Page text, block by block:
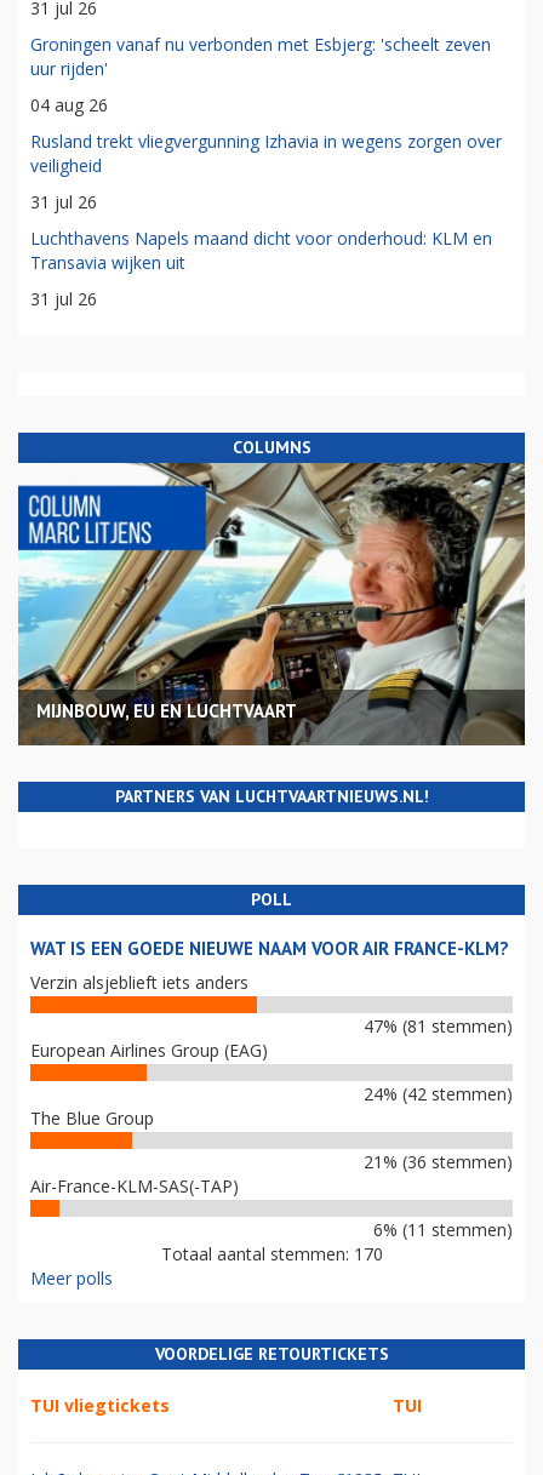
31 jul 26
Groningen vanaf nu verbonden met Esbjerg: 'scheelt zeven
uur rijden'
04 aug 26
Rusland trekt vliegvergunning Izhavia in wegens zorgen over
veiligheid
31 jul 26
Luchthavens Napels maand dicht voor onderhoud: KLM en
Transavia wijken uit
31 jul 26
COLUMNS
MIJNBOUW, EU EN LUCHTVAART
PARTNERS VAN LUCHTVAARTNIEUWS.NL!
POLL
WAT IS EEN GOEDE NIEUWE NAAM VOOR AIR FRANCE-KLM?
Verzin alsjeblieft iets anders
47% (81 stemmen)
European Airlines Group (EAG)
24% (42 stemmen)
The Blue Group
21% (36 stemmen)
Air-France-KLM-SAS(-TAP)
6% (11 stemmen)
Totaal aantal stemmen: 170
Meer polls
VOORDELIGE RETOURTICKETS
TUI vliegtickets TUI